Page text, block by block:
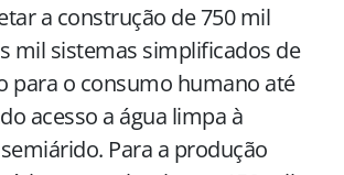
a construção de 750 mil
mil sistemas simplificados de
para o consumo humano até
acesso a água limpa à
Para a produção